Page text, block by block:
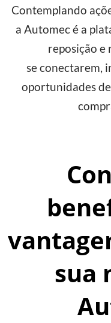
Contemplando
a Automec é a
reposição e
se conectarem,
oportunidades
sua